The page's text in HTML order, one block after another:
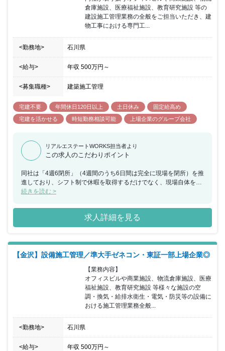
倉庫施設、医療福祉施設、教育研究施設 等の
建設施工管理業務の全般をご担当いただき、建
物工事における専門工...
<勤務地> 石川県
<給与> 年収 500万円 ～
<募集職種> 建築施工管理
宅建不要 年間休日120日以上 土日休み
固定給高め
宅建を活かせる
時短勤務相談可能 上場企業のグループ会社
リアルエステートWORKS担当者より
この求人のこだわりポイント
同社は「4週6閉所」（4週間のうち6日間は完全に現場を閉所）を推
進しており、シフト制で休暇を取得するだけでなく、現場自体を閉
所することで、協力会社社員も含めた業界全体の長時間労働改善の
時間約24時間と建設業界の中でも働きやすい就業環境を保っていま
続きを読む >
求人詳細を見る
【金沢】設備施工管理／準大手ゼネコン・東証一部上場企業◎
【業務内容】
オフィスビルや商業施設、物流倉庫施設、医療
福祉施設、教育研究施設 等様々な施設の空
調・換気・給排水衛生・電気・防災等の設備に
おける施工管理業務全般...
<勤務地> 石川県
<給与> 年収 500万円 ～